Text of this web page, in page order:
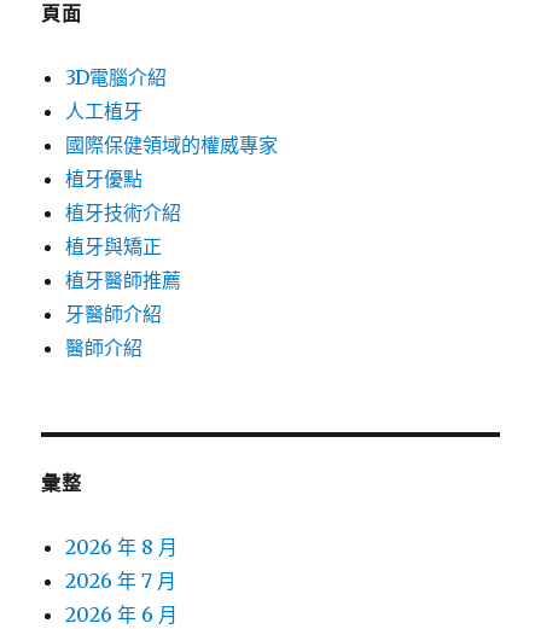
頁面
3D電腦介紹
人工植牙
國際保健領域的權威專家
植牙優點
植牙技術介紹
植牙與矯正
植牙醫師推薦
牙醫師介紹
醫師介紹
彙整
2026 年 8 月
2026 年 7 月
2026 年 6 月